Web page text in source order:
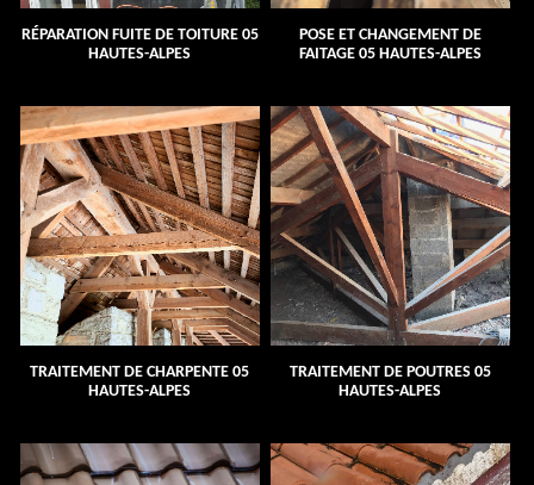
RÉPARATION FUITE DE TOITURE 05
HAUTES-ALPES
POSE ET CHANGEMENT DE
FAITAGE 05 HAUTES-ALPES
TRAITEMENT DE CHARPENTE 05
HAUTES-ALPES
TRAITEMENT DE POUTRES 05
HAUTES-ALPES